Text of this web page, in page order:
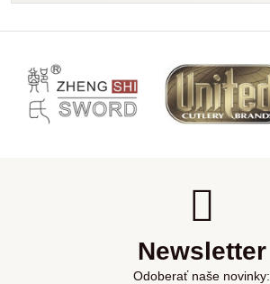
Newsletter
Odoberať naše novinky: